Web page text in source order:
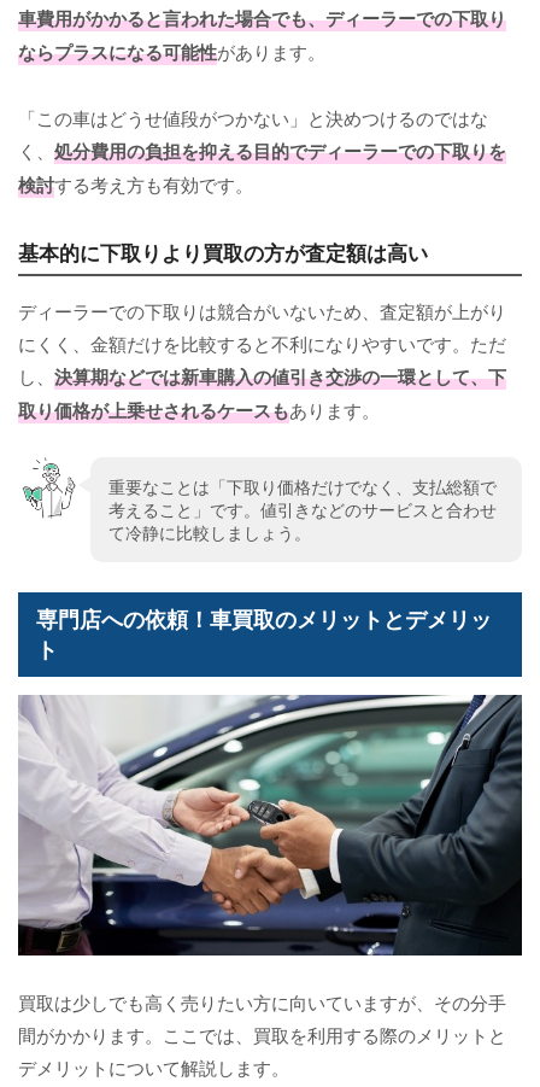
車費用がかかると言われた場合でも、ディーラーでの下取り
ならプラスになる可能性があります。
「この車はどうせ値段がつかない」と決めつけるのではな
く、 処分費用の負担を抑える目的でディーラーでの下取りを
検討する考え方も有効です。
基本的に下取りより買取の方が査定額は高い
ディーラーでの下取りは競合がいないため、査定額が上がり
にくく、金額だけを比較すると不利になりやすいです。ただ
し、 決算期などでは新車購入の値引き交渉の一環として、下
取り価格が上乗せされるケースもあります。
重要なことは「下取り価格だけでなく、支払総額で
考えること」です。値引きなどのサービスと合わせ
て冷静に比較しましょう。
専門店への依頼！車買取のメリットとデメリッ
ト
買取は少しでも高く売りたい方に向いていますが、その分手
間がかかります。ここでは、買取を利用する際のメリットと
デメリットについて解説します。